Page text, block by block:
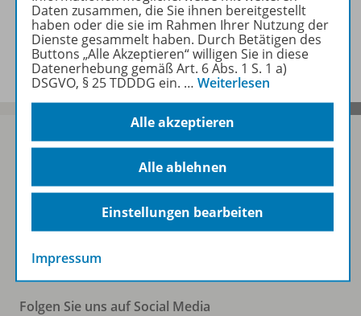
Benachrichtigungs-Service
Zum Newsletter anmelden
Folgen Sie uns auf Social Media
Daten zusammen, die Sie ihnen bereitgestellt
haben oder die sie im Rahmen Ihrer Nutzung der
Dienste gesammelt haben. Durch Betätigen des
Buttons „Alle Akzeptieren“ willigen Sie in diese
Datenerhebung gemäß Art. 6 Abs. 1 S. 1 a)
DSGVO, § 25 TDDDG ein. … Weiterlesen
Alle akzeptieren
Alle ablehnen
Einstellungen bearbeiten
Impressum